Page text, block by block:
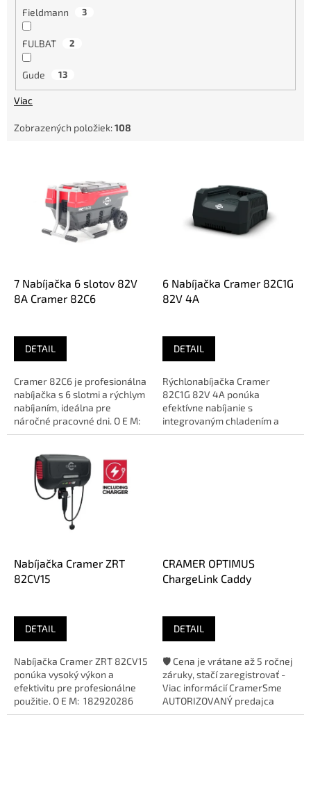
Fieldmann 3
FULBAT 2
Gude 13
Viac
Zobrazených položiek:108
7 Nabíjačka 6 slotov 82V
8A Cramer 82C6
DETAIL
Cramer 82C6 je profesionálna
nabíjačka s 6 slotmi a rýchlym
nabíjaním, ideálna pre
náročné pracovné dni. O E M:
182900586...
6 Nabíjačka Cramer 82C1G
82V 4A
DETAIL
Rýchlonabíjačka Cramer
82C1G 82V 4A ponúka
efektívne nabíjanie s
integrovaným chladením a
LED indikátorom stavu.
Nabíjačka Cramer ZRT
82CV15
DETAIL
Nabíjačka Cramer ZRT 82CV15
ponúka vysoký výkon a
efektivitu pre profesionálne
použitie. O E M: 182920286
Maximálny nabíjací...
CRAMER OPTIMUS
ChargeLink Caddy
DETAIL
🛡️ Cena je vrátane až 5 ročnej
záruky, stačí zaregistrovať -
Viac informácií CramerSme
AUTORIZOVANÝ predajca
značky